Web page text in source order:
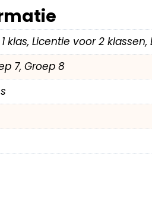
klas, Licentie voor 2
7, Groep 8